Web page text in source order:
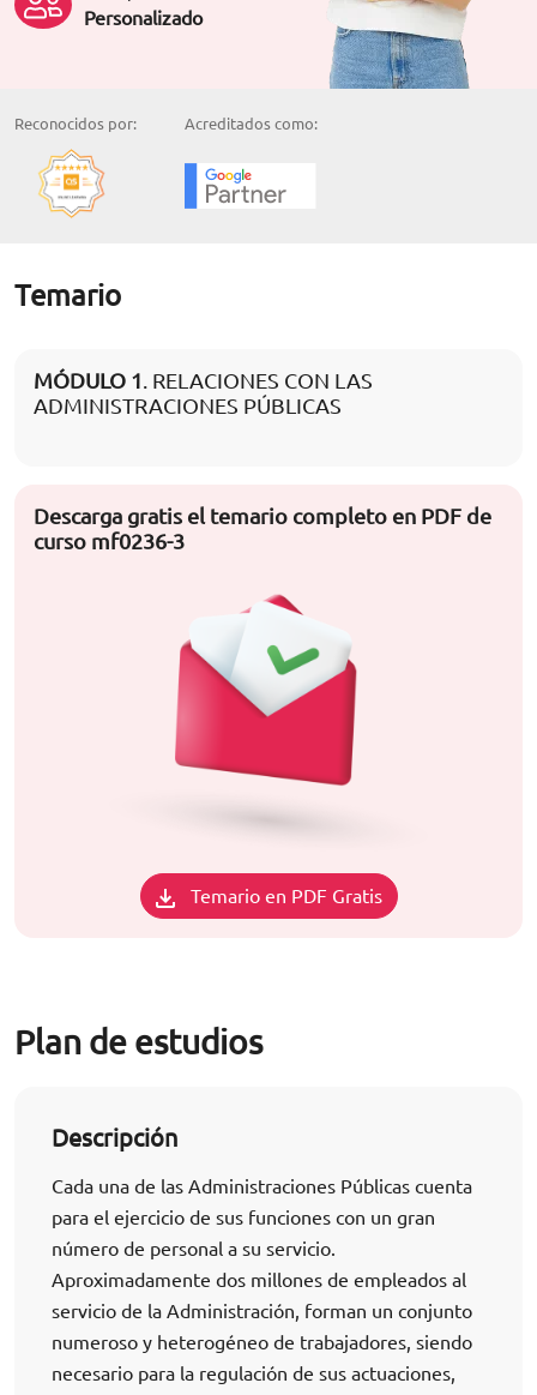
Personalizado
Reconocidos por: Acreditados como:
Temario
MÓDULO 1. RELACIONES CON LAS
ADMINISTRACIONES PÚBLICAS
Descarga gratis el temario completo en PDF de
curso mf0236-3
Temario en PDF Gratis
Plan de estudios
Descripción
Cada una de las Administraciones Públicas cuenta
para el ejercicio de sus funciones con un gran
número de personal a su servicio.
Aproximadamente dos millones de empleados al
servicio de la Administración, forman un conjunto
numeroso y heterogéneo de trabajadores, siendo
necesario para la regulación de sus actuaciones,